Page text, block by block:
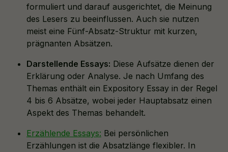
formuliert und darauf ausgerichtet, die Meinung
des Lesers zu beeinflussen. Auch sie nutzen
meist eine Fünf-Absatz-Struktur mit kurzen,
prägnanten Absätzen.
Darstellende Essays: Diese Aufsätze dienen der
Erklärung oder Analyse. Je nach Umfang des
Themas enthält ein Expository Essay in der Regel
4 bis 6 Absätze, wobei jeder Hauptabsatz einen
Aspekt des Themas behandelt.
Erzählende Essays: Bei persönlichen
Erzählungen ist die Absatzlänge flexibler. In